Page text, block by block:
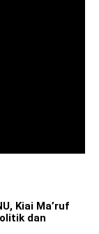
Kiai Ma’ruf
dan